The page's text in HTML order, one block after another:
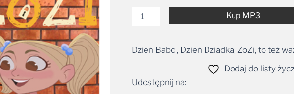
moje
serce
MP3
Kup MP3
Alternative:
Dzień Babci, Dzień Dziadka, ZoZi, to też
Dodaj do listy
Udostępnij na: